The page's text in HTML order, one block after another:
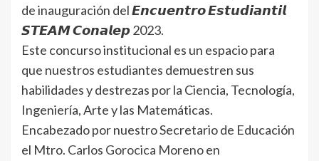
de inauguración del 𝙀𝙣𝙘𝙪𝙚𝙣𝙩𝙧𝙤 𝙀𝙨𝙩𝙪𝙙𝙞𝙖𝙣𝙩𝙞𝙡
𝙎𝙏𝙀𝘼𝙈 𝘾𝙤𝙣𝙖𝙡𝙚𝙥 2023.
Este concurso institucional es un espacio para
que nuestros estudiantes demuestren sus
habilidades y destrezas por la Ciencia, Tecnología,
Ingeniería, Arte y las Matemáticas.
Encabezado por nuestro Secretario de Educación
el Mtro. Carlos Gorocica Morenoen